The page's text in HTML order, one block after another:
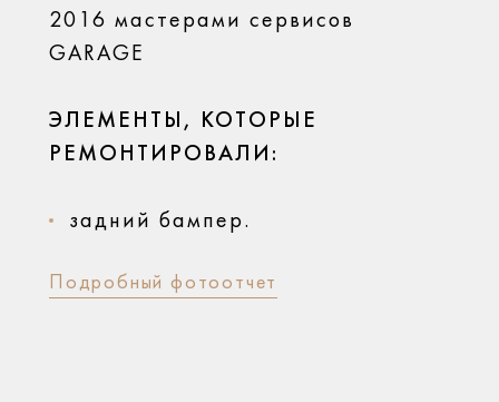
2016 мастерами сервисов
GARAGE
ЭЛЕМЕНТЫ, КОТОРЫЕ
РЕМОНТИРОВАЛИ:
задний бампер.
Подробный фотоотчет